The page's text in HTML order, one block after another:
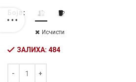
Боја
Исчисти
ЗАЛИХА: 484